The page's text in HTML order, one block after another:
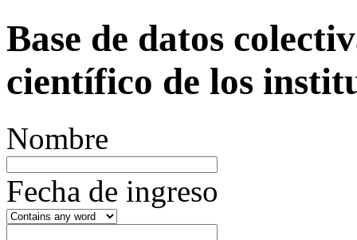
Base de datos
científico de los
Nombre
Fecha de ingreso